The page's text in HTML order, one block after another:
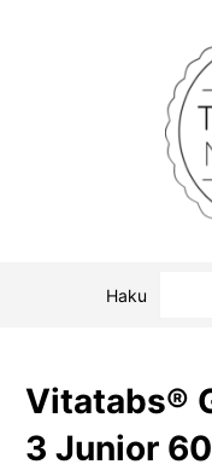
Haku
Vitatabs®
3 Junior